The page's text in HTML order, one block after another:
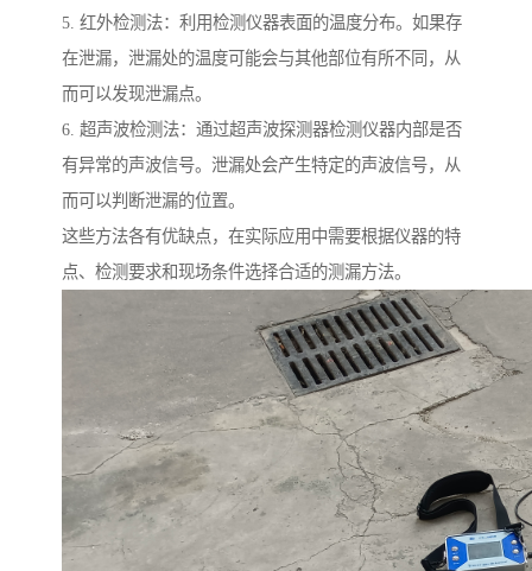
5. 红外检测法：利用检测仪器表面的温度分布。如果存
在泄漏，泄漏处的温度可能会与其他部位有所不同，从
而可以发现泄漏点。
6. 超声波检测法：通过超声波探测器检测仪器内部是否
有异常的声波信号。泄漏处会产生特定的声波信号，从
而可以判断泄漏的位置。
这些方法各有优缺点，在实际应用中需要根据仪器的特
点、检测要求和现场条件选择合适的测漏方法。